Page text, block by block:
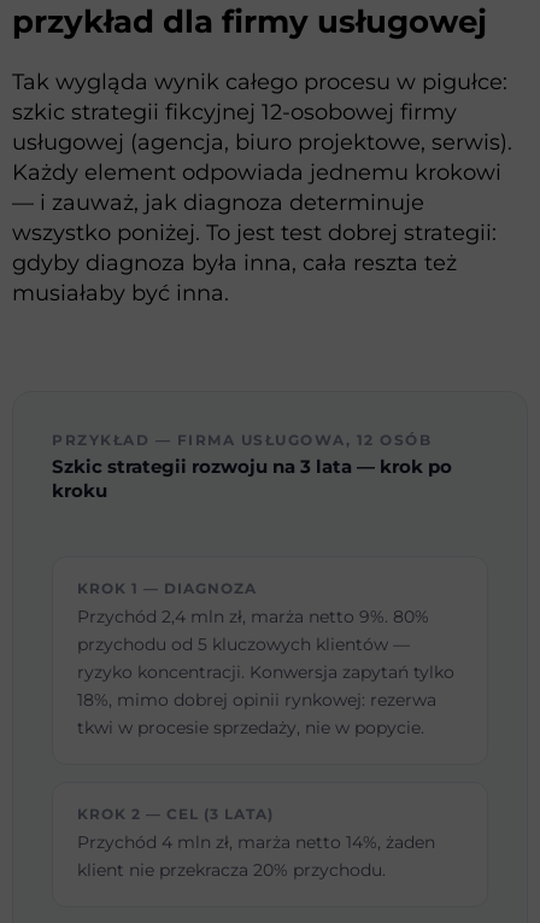
przykład dla firmy usługowej
Tak wygląda wynik całego procesu w pigułce:
szkic strategii fikcyjnej 12-osobowej firmy
usługowej (agencja, biuro projektowe, serwis).
Każdy element odpowiada jednemu krokowi
— i zauważ, jak diagnoza determinuje
wszystko poniżej. To jest test dobrej strategii:
gdyby diagnoza była inna, cała reszta też
musiałaby być inna.
PRZYKŁAD — FIRMA USŁUGOWA, 12 OSÓB
Szkic strategii rozwoju na 3 lata — krok po
kroku
KROK 1 — DIAGNOZA
Przychód 2,4 mln zł, marża netto 9%. 80%
przychodu od 5 kluczowych klientów —
ryzyko koncentracji. Konwersja zapytań tylko
18%, mimo dobrej opinii rynkowej: rezerwa
tkwi w procesie sprzedaży, nie w popycie.
KROK 2 — CEL (3 LATA)
Przychód 4 mln zł, marża netto 14%, żaden
klient nie przekracza 20% przychodu.